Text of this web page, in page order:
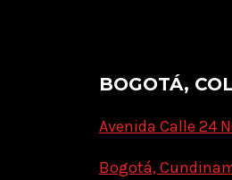
BOGOTÁ,
Avenida Calle 24
Bogotá,